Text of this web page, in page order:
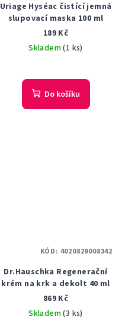
Uriage Hyséac čistící jemná
slupovací maska 100 ml
189 Kč
Skladem(1 ks)
Do košíku
Dr.Hauschka Regenerační
krém na krk a dekolt 40 ml
869 Kč
Skladem(3 ks)
KÓD: 4020829008342